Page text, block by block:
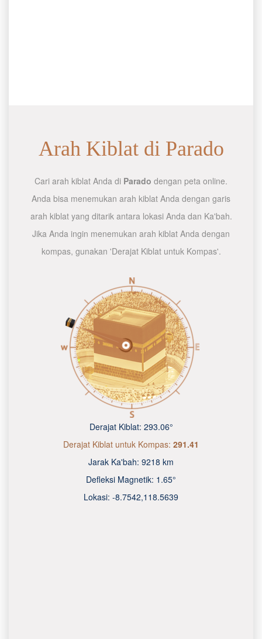
Arah Kiblat di Parado
Cari arah kiblat Anda di Parado dengan peta online.
Anda bisa menemukan arah kiblat Anda dengan garis
arah kiblat yang ditarik antara lokasi Anda dan Ka'bah.
Jika Anda ingin menemukan arah kiblat Anda dengan
kompas, gunakan 'Derajat Kiblat untuk Kompas'.
Derajat Kiblat: 293.06°
Derajat Kiblat untuk Kompas: 291.41
Jarak Ka'bah: 9218 km
Defleksi Magnetik: 1.65°
Lokasi: -8.7542,118.5640